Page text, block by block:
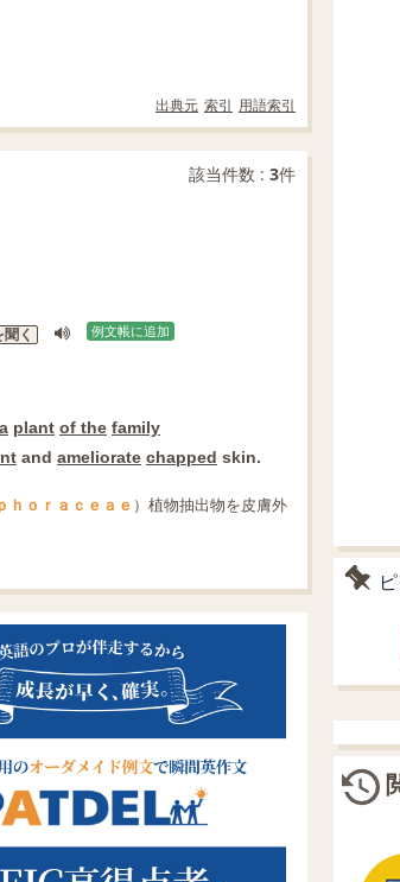
出典元 索引 用語索引
該当件数 : 3件
く 例文帳に追加
plant of the family
and ameliorate chapped skin.
ｈｏｒａｃｅａｅ ）植物抽出物を皮膚外